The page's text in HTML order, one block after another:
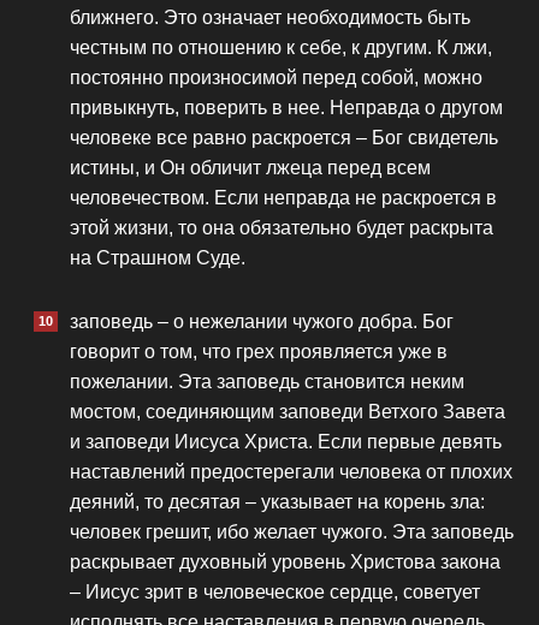
ближнего. Это означает необходимость быть
честным по отношению к себе, к другим. К лжи,
постоянно произносимой перед собой, можно
привыкнуть, поверить в нее. Неправда о другом
человеке все равно раскроется – Бог свидетель
истины, и Он обличит лжеца перед всем
человечеством. Если неправда не раскроется в
этой жизни, то она обязательно будет раскрыта
на Страшном Суде.
заповедь – о нежелании чужого добра. Бог
говорит о том, что грех проявляется уже в
пожелании. Эта заповедь становится неким
мостом, соединяющим заповеди Ветхого Завета
и заповеди Иисуса Христа. Если первые девять
наставлений предостерегали человека от плохих
деяний, то десятая – указывает на корень зла:
человек грешит, ибо желает чужого. Эта заповедь
раскрывает духовный уровень Христова закона
– Иисус зрит в человеческое сердце, советует